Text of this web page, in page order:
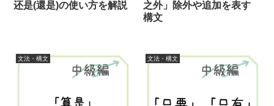
还是(還是)の使い方を解説
之外」除外や追加を表す
構文
文法・構文 文法・構文